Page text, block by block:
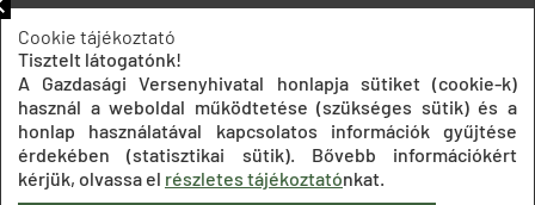
Oldaltérkép
Cookie tájékoztató
Tisztelt látogatónk!
A Gazdasági Versenyhivatal honlapja sütiket (cookie-k)
használ a weboldal működtetése (szükséges sütik) és a
honlap használatával kapcsolatos információk gyűjtése
érdekében (statisztikai sütik). Bővebb információkért
kérjük, olvassa el részletes tájékoztatónkat.